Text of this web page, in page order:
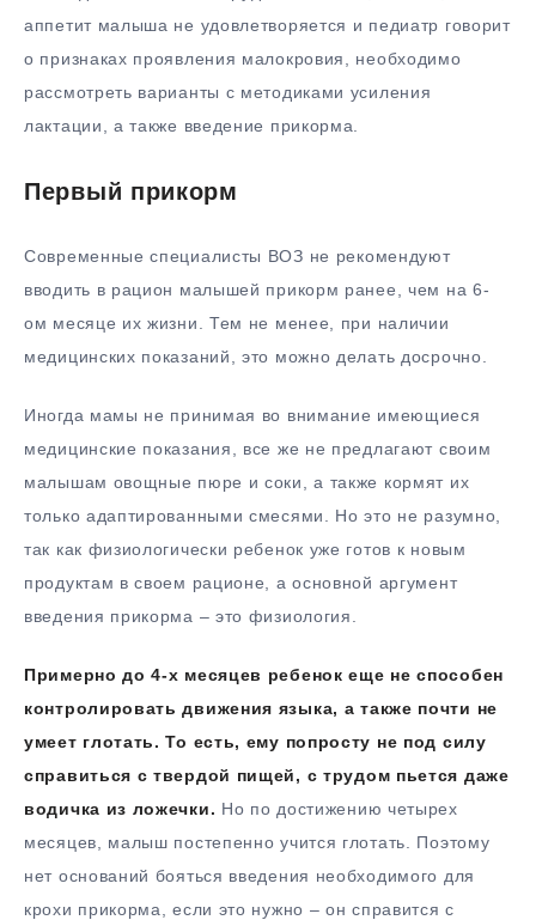
аппетит малыша не удовлетворяется и педиатр говорит
о признаках проявления малокровия, необходимо
рассмотреть варианты с методиками усиления
лактации, а также введение прикорма.
Первый прикорм
Современные специалисты ВОЗ не рекомендуют
вводить в рацион малышей прикорм ранее, чем на 6-
ом месяце их жизни. Тем не менее, при наличии
медицинских показаний, это можно делать досрочно.
Иногда мамы не принимая во внимание имеющиеся
медицинские показания, все же не предлагают своим
малышам овощные пюре и соки, а также кормят их
только адаптированными смесями. Но это не разумно,
так как физиологически ребенок уже готов к новым
продуктам в своем рационе, а основной аргумент
введения прикорма – это физиология.
Примерно до 4-х месяцев ребенок еще не способен
контролировать движения языка, а также почти не
умеет глотать. То есть, ему попросту не под силу
справиться с твердой пищей, с трудом пьется даже
водичка из ложечки. Но по достижению четырех
месяцев, малыш постепенно учится глотать. Поэтому
нет оснований бояться введения необходимого для
крохи прикорма, если это нужно – он справится с